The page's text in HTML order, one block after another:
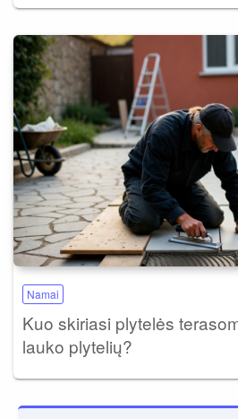
Namai
Kuo skiriasi plytelės
lauko plytelių?